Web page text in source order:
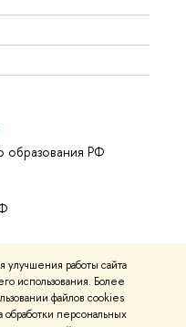
работы сайта
использования. Более
файлов cookies
обработки персональных
образования РФ